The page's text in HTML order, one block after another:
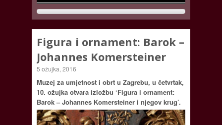
Figura i ornament: Barok –
Johannes Komersteiner
5 ožujka, 2016
Muzej za umjetnost i obrt u Zagrebu, u četvrtak,
10. ožujka otvara izložbu ‘Figura i ornament:
Barok – Johannes Komersteiner i njegov krug’.